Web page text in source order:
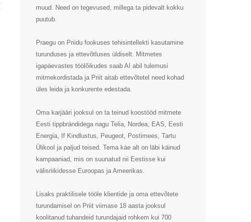
muud. Need on tegevused, millega ta pidevalt kokku
puutub.
Praegu on Priidu fookuses tehisintellekti kasutamine
turunduses ja ettevõtluses üldiselt. Mitmetes
igapäevastes töölõikudes saab AI abil tulemusi
mitmekordistada ja Priit aitab ettevõtetel need kohad
üles leida ja konkurente edestada.
Oma karjääri jooksul on ta teinud koostööd mitmete
Eesti tippbrändidega nagu Telia, Nordea, EAS, Eesti
Energia, If Kindlustus, Peugeot, Postimees, Tartu
Ülikool ja paljud teised. Tema käe alt on läbi käinud
kampaaniad, mis on suunatud nii Eestisse kui
välisriikidesse Euroopas ja Ameerikas.
Lisaks praktilisele tööle klientide ja oma ettevõtete
turundamisel on Priit viimase 18 aasta jooksul
koolitanud tuhandeid turundajaid rohkem kui 700